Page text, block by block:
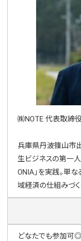
㈱NOTE 代表取締
兵庫県丹波篠山市
生ビジネスの第一人
ONIA」を実践。単
域経済の仕組みづく
どなたでも参加可◎